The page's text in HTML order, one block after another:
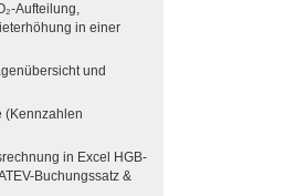
Aufteilung,
in einer
und
(Kennzahlen
in Excel HGB-
Buchungssatz &